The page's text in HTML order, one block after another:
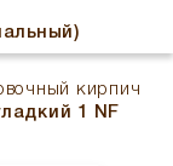
кирпич
1 NF